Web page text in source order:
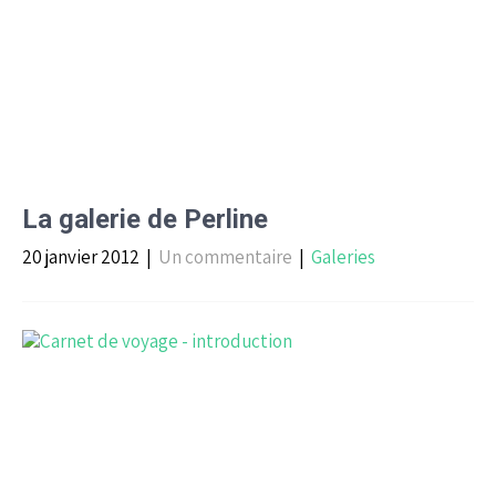
La galerie de Perline
20 janvier 2012 | Un commentaire | Galeries